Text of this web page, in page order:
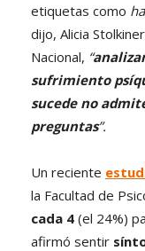
etiquetas como
dijo, Alicia
Nacional, “
sufrimiento
sucede no
preguntas”.
Un reciente
la Facultad de
cada 4 (el 24%)
afirmó sentir